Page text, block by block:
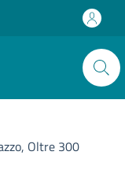
Oltre 300